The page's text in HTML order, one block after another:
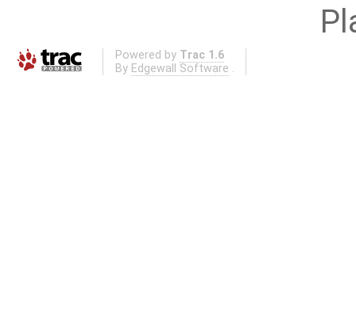
Powered by Trac 1.6
By Edgewall Software .